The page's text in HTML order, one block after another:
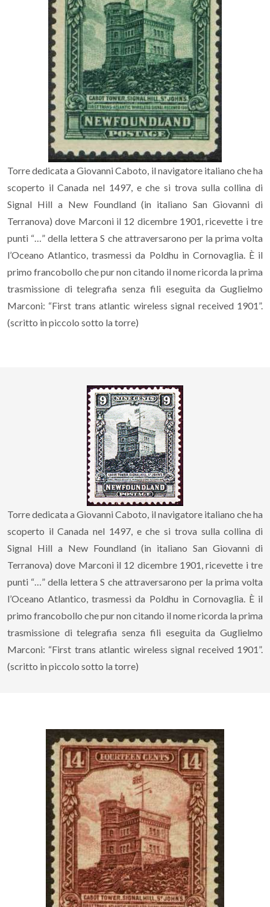
Torre dedicata a Giovanni Caboto, il navigatore italiano che ha
scoperto il Canada nel 1497, e che si trova sulla collina di
Signal Hill a New Foundland (in italiano San Giovanni di
Terranova) dove Marconi il 12 dicembre 1901, ricevette i tre
punti “…” della lettera S che attraversarono per la prima volta
l’Oceano Atlantico, trasmessi da Poldhu in Cornovaglia. È il
primo francobollo che pur non citando il nome ricorda la prima
trasmissione di telegrafia senza fili eseguita da Guglielmo
Marconi: “First trans atlantic wireless signal received 1901”.
(scritto in piccolo sotto la torre)
Torre dedicata a Giovanni Caboto, il navigatore italiano che ha
scoperto il Canada nel 1497, e che si trova sulla collina di
Signal Hill a New Foundland (in italiano San Giovanni di
Terranova) dove Marconi il 12 dicembre 1901, ricevette i tre
punti “…” della lettera S che attraversarono per la prima volta
l’Oceano Atlantico, trasmessi da Poldhu in Cornovaglia. È il
primo francobollo che pur non citando il nome ricorda la prima
trasmissione di telegrafia senza fili eseguita da Guglielmo
Marconi: “First trans atlantic wireless signal received 1901”.
(scritto in piccolo sotto la torre)